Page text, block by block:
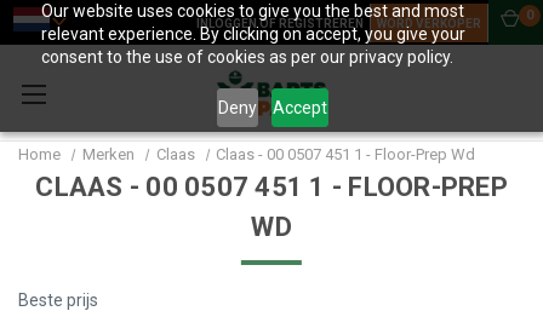
Our website uses cookies to give you the best and most
relevant experience. By clicking on accept, you give your
consent to the use of cookies as per our privacy policy.
Deny Accept
INLOGGEN OF REGISTREREN WORD VERKOPER
0
Home Merken Claas Claas - 00 0507 451 1 - Floor-Prep Wd
CLAAS - 00 0507 451 1 - FLOOR-PREP
WD
Beste prijs